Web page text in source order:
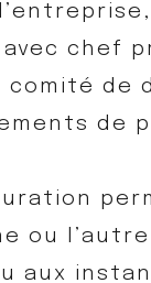
chef
comité de
de
ou
aux